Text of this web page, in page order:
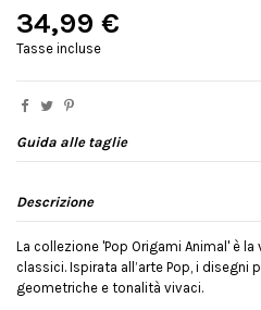
34,99 €
Tasse incluse
Guida alle taglie
Descrizione
La collezione 'Pop Origami Animal' è
classici. Ispirata all’arte Pop, i
geometriche e tonalità vivaci.